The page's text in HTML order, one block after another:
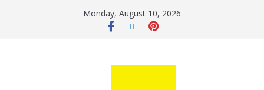
Monday, August 10, 2026